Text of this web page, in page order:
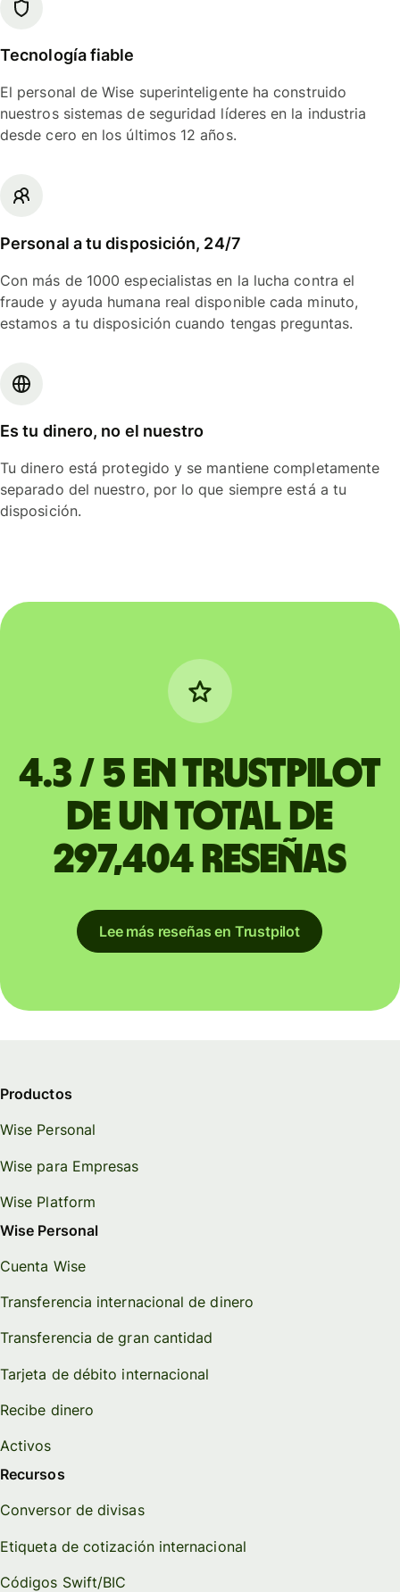
Tecnología fiable
El personal de Wise superinteligente ha construido
nuestros sistemas de seguridad líderes en la industria
desde cero en los últimos 12 años.
Personal a tu disposición, 24/7
Con más de 1000 especialistas en la lucha contra el
fraude y ayuda humana real disponible cada minuto,
estamos a tu disposición cuando tengas preguntas.
Es tu dinero, no el nuestro
Tu dinero está protegido y se mantiene completamente
separado del nuestro, por lo que siempre está a tu
disposición.
4.3 / 5 en Trustpilot
de un total de
297,404 reseñas
Lee más reseñas en Trustpilot
Productos
Wise Personal
Wise para Empresas
Wise Platform
Wise Personal
Cuenta Wise
Transferencia internacional de dinero
Transferencia de gran cantidad
Tarjeta de débito internacional
Recibe dinero
Activos
Recursos
Conversor de divisas
Etiqueta de cotización internacional
Códigos Swift/BIC